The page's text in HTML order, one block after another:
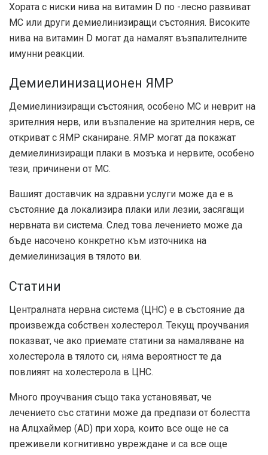
Хората с ниски нива на витамин D по -лесно развиват
МС или други демиелинизиращи състояния. Високите
нива на витамин D могат да намалят възпалителните
имунни реакции.
Демиелинизационен ЯМР
Демиелинизиращи състояния, особено МС и неврит на
зрителния нерв, или възпаление на зрителния нерв, се
откриват с ЯМР сканиране. ЯМР могат да покажат
демиелинизиращи плаки в мозъка и нервите, особено
тези, причинени от МС.
Вашият доставчик на здравни услуги може да е в
състояние да локализира плаки или лезии, засягащи
нервната ви система. След това лечението може да
бъде насочено конкретно към източника на
демиелинизация в тялото ви.
Статини
Централната нервна система (ЦНС) е в състояние да
произвежда собствен холестерол. Текущ проучвания
показват, че ако приемате статини за намаляване на
холестерола в тялото си, няма вероятност те да
повлияят на холестерола в ЦНС.
Много проучвания също така установяват, че
лечението със статини може да предпази от болестта
на Алцхаймер (AD) при хора, които все още не са
преживели когнитивно увреждане и са все още